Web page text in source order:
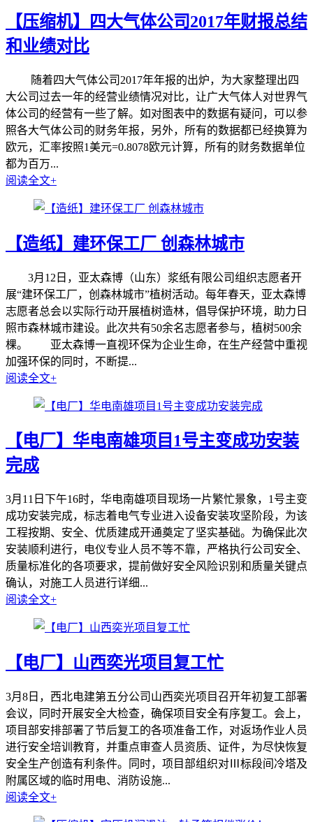
【压缩机】四大气体公司2017年财报总结
和业绩对比
随着四大气体公司2017年年报的出炉，为大家整理出四
大公司过去一年的经营业绩情况对比，让广大气体人对世界气
体公司的经营有一些了解。如对图表中的数据有疑问，可以参
照各大气体公司的财务年报，另外，所有的数据都已经换算为
欧元，汇率按照1美元=0.8078欧元计算，所有的财务数据单位
都为百万...
阅读全文+
【造纸】建环保工厂 创森林城市
3月12日，亚太森博（山东）浆纸有限公司组织志愿者开
展“建环保工厂，创森林城市”植树活动。每年春天，亚太森博
志愿者总会以实际行动开展植树造林，倡导保护环境，助力日
照市森林城市建设。此次共有50余名志愿者参与，植树500余
棵。 亚太森博一直视环保为企业生命，在生产经营中重视
加强环保的同时，不断提...
阅读全文+
【电厂】华电南雄项目1号主变成功安装
完成
3月11日下午16时，华电南雄项目现场一片繁忙景象，1号主变
成功安装完成，标志着电气专业进入设备安装攻坚阶段，为该
工程按期、安全、优质建成开通奠定了坚实基础。为确保此次
安装顺利进行，电仪专业人员不等不靠，严格执行公司安全、
质量标准化的各项要求，提前做好安全风险识别和质量关键点
确认，对施工人员进行详细...
阅读全文+
【电厂】山西奕光项目复工忙
3月8日，西北电建第五分公司山西奕光项目召开年初复工部署
会议，同时开展安全大检查，确保项目安全有序复工。会上，
项目部安排部署了节后复工的各项准备工作，对返场作业人员
进行安全培训教育，并重点审查人员资质、证件，为尽快恢复
安全生产创造有利条件。同时，项目部组织对Ⅲ标段间冷塔及
附属区域的临时用电、消防设施...
阅读全文+